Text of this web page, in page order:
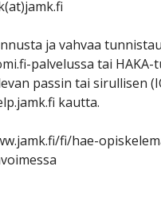
ja vahvaa
palvelussa tai
passin tai sirullisen
kautta.
fi/hae-